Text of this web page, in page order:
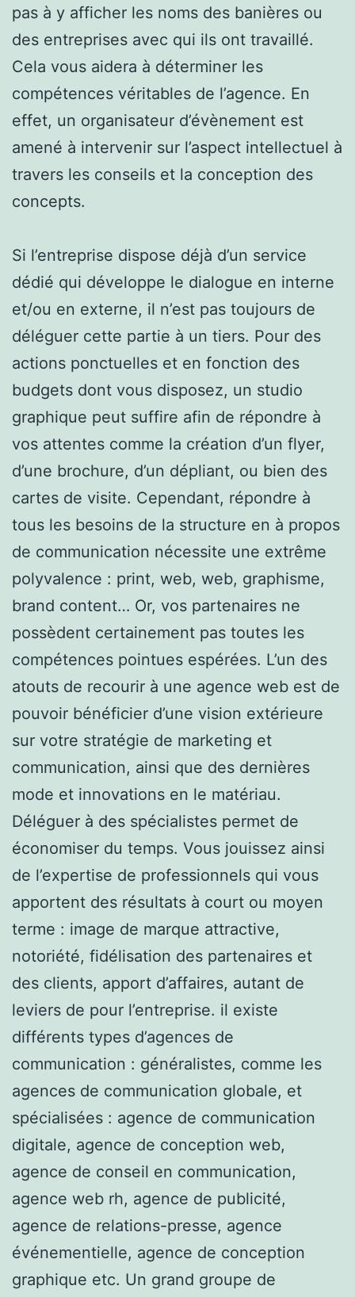
pas à y afficher les noms des banières ou
des entreprises avec qui ils ont travaillé.
Cela vous aidera à déterminer les
compétences véritables de l’agence. En
effet, un organisateur d’évènement est
amené à intervenir sur l’aspect intellectuel à
travers les conseils et la conception des
concepts.
Si l’entreprise dispose déjà d’un service
dédié qui développe le dialogue en interne
et/ou en externe, il n’est pas toujours de
déléguer cette partie à un tiers. Pour des
actions ponctuelles et en fonction des
budgets dont vous disposez, un studio
graphique peut suffire afin de répondre à
vos attentes comme la création d’un flyer,
d’une brochure, d’un dépliant, ou bien des
cartes de visite. Cependant, répondre à
tous les besoins de la structure en à propos
de communication nécessite une extrême
polyvalence : print, web, web, graphisme,
brand content… Or, vos partenaires ne
possèdent certainement pas toutes les
compétences pointues espérées. L’un des
atouts de recourir à une agence web est de
pouvoir bénéficier d’une vision extérieure
sur votre stratégie de marketing et
communication, ainsi que des dernières
mode et innovations en le matériau.
Déléguer à des spécialistes permet de
économiser du temps. Vous jouissez ainsi
de l’expertise de professionnels qui vous
apportent des résultats à court ou moyen
terme : image de marque attractive,
notoriété, fidélisation des partenaires et
des clients, apport d’affaires, autant de
leviers de pour l’entreprise. il existe
différents types d’agences de
communication : généralistes, comme les
agences de communication globale, et
spécialisées : agence de communication
digitale, agence de conception web,
agence de conseil en communication,
agence web rh, agence de publicité,
agence de relations-presse, agence
événementielle, agence de conception
graphique etc. Un grand groupe de